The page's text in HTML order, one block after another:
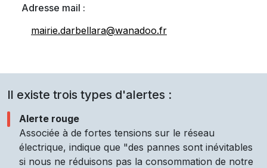
Adresse mail :
mairie.darbellara@wanadoo.fr
Il existe trois types d'alertes :
Alerte rouge
Associée à de fortes tensions sur le réseau
électrique, indique que "des pannes sont inévitables
si nous ne réduisons pas la consommation de notre